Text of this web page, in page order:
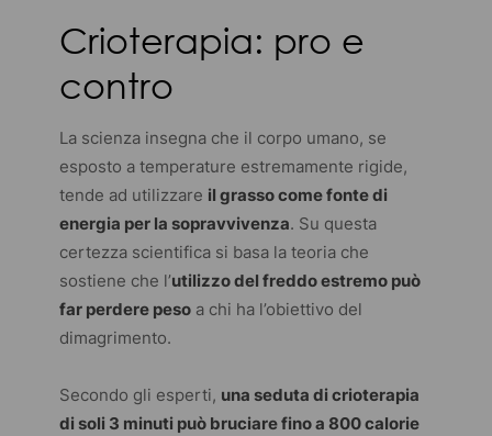
Crioterapia: pro e
contro
La scienza insegna che il corpo umano, se
esposto a temperature estremamente rigide,
tende ad utilizzare il grasso come fonte di
energia per la sopravvivenza. Su questa
certezza scientifica si basa la teoria che
sostiene che l’utilizzo del freddo estremo può
far perdere peso a chi ha l’obiettivo del
dimagrimento.
Secondo gli esperti, una seduta di crioterapia
di soli 3 minuti può bruciare fino a 800 calorie